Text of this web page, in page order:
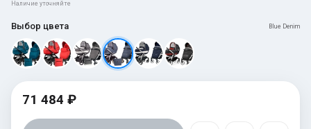
Наличие уточняйте
Выбор цвета Blue Denim
71 484 ₽